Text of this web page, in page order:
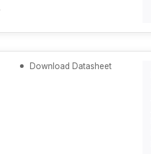
Download Datasheet